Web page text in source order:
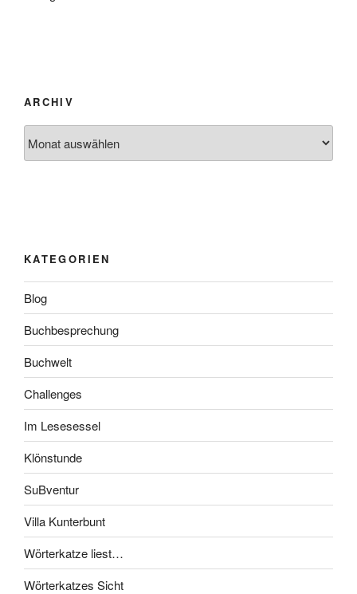
ARCHIV
KATEGORIEN
Blog
Buchbesprechung
Buchwelt
Challenges
Im Lesesessel
Klönstunde
SuBventur
Villa Kunterbunt
Wörterkatze liest…
Wörterkatzes Sicht